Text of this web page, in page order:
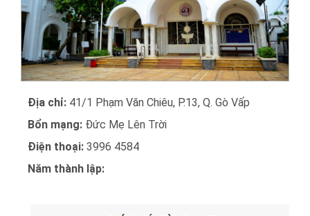
Địa chỉ: 41/1 Phạm Văn Chiêu, P.13, Q. Gò Vấp
Bổn mạng: Đức Mẹ Lên Trời
Điện thoại: 3996 4584
Năm thành lập: